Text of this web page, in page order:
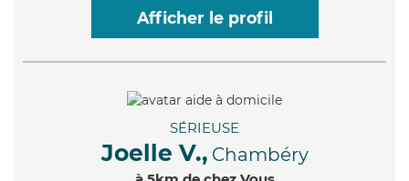
Afficher le profil
SÉRIEUSE
Joelle V., Chambéry